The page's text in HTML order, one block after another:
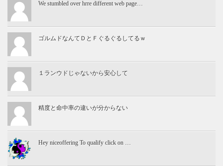
We stumbled over hrre different web page…
ゴルムドなんてＤとＦぐるぐるしてるｗ
１ランウドじゃないから安心して
精度と命中率の違いが分からない
Hey niceoffering To qualify click on …